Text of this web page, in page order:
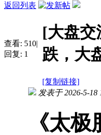
返回列表
查看: 510|
回复: 1
[大盘交
跌，大
[复制链接]
发表于 2026-5-18
《太